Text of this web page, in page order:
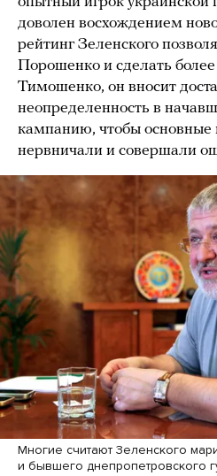
доволен восхождением
рейтинг Зеленского
Порошенко и сделать более
Тимошенко, он вносит
неопределенность в
кампанию, чтобы основные
нервничали и совершали
Многие считают Зеленского
и бывшего днепропетровского